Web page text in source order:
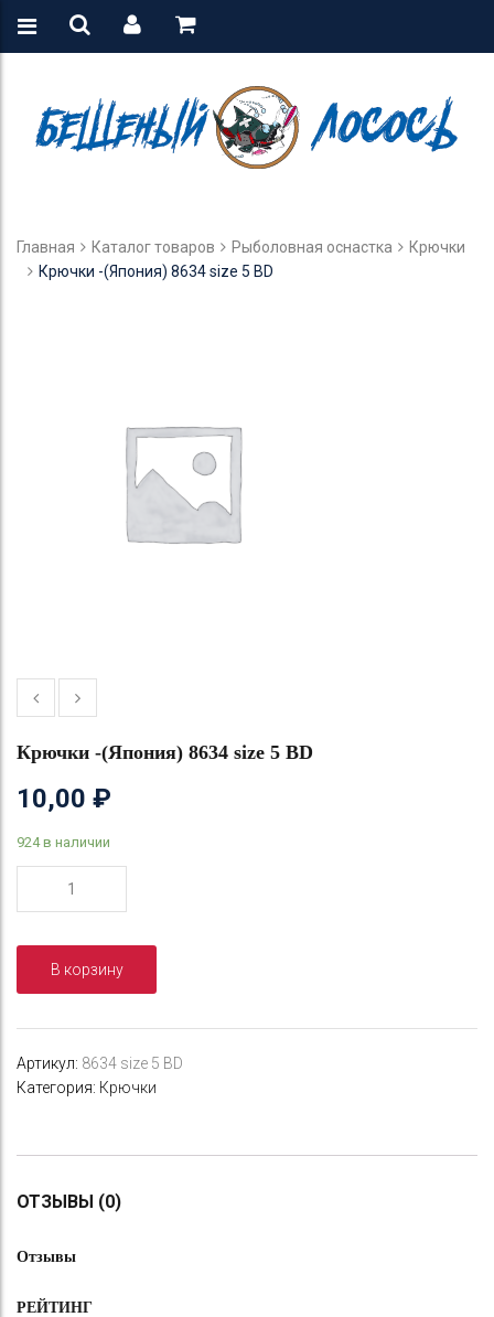
Главная Каталог товаров Рыболовная оснастка
Крючки
Крючки -(Япония) 8634 size 5 BD
Крючки -(Япония) 8634 size 5 BD
10,00 ₽
924 в наличии
-
(Япония)
8634
BD
В корзину
Артикул: 8634 size 5 BD
Категория: Крючки
ОТЗЫВЫ (0)
Отзывы
РЕЙТИНГ